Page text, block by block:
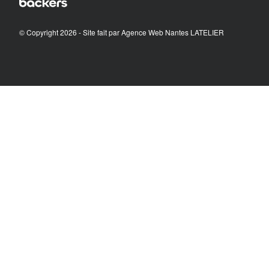
© Copyright 2026 - Site fait parAgence Web Nantes LATELIER